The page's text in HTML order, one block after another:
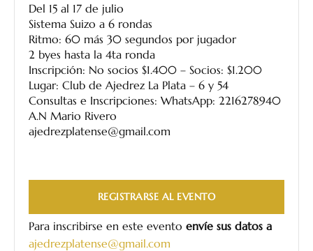
Del 15 al 17 de julio
Sistema Suizo a 6 rondas
Ritmo: 60 más 30 segundos por jugador
2 byes hasta la 4ta ronda
Inscripción: No socios $1.400 – Socios: $1.200
Lugar: Club de Ajedrez La Plata – 6 y 54
Consultas e Inscripciones: WhatsApp: 2216278940
A.N Mario Rivero
ajedrezplatense@gmail.com
REGISTRARSE AL EVENTO
Para inscribirse en este evento envíe sus datos a
ajedrezplatense@gmail.com